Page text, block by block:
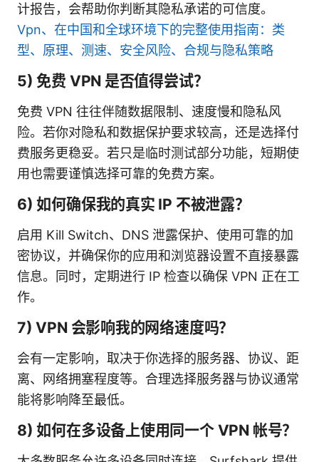
计报告，会帮助你判断其隐私承诺的可信度。
Vpn、在中国和全球环境下的完整使用指南：类
型、原理、测速、安全风险、合规与隐私策略
5) 免费 VPN 是否值得尝试？
免费 VPN 往往伴随数据限制、速度慢和隐私风
险。若你对隐私和数据保护要求较高，还是选择付
费服务更稳妥。若只是临时测试部分功能，短期使
用也需要谨慎选择可靠的免费方案。
6) 如何确保我的真实 IP 不被泄露？
启用 Kill Switch、DNS 泄露保护、使用可靠的加
密协议，并确保你的应用和浏览器设置不直接暴露
信息。同时，定期进行 IP 检查以确保 VPN 正在工
作。
7) VPN 会影响我的网络速度吗？
会有一定影响，取决于你选择的服务器、协议、距
离、网络拥塞程度等。合理选择服务器与协议通常
能将影响降至最低。
8) 如何在多设备上使用同一个 VPN 帐号？